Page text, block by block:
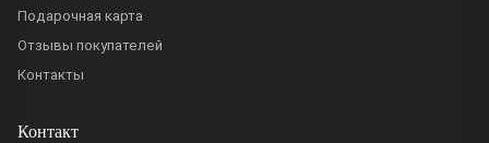
Подарочная карта
Отзывы покупателей
Контакты
Контакт